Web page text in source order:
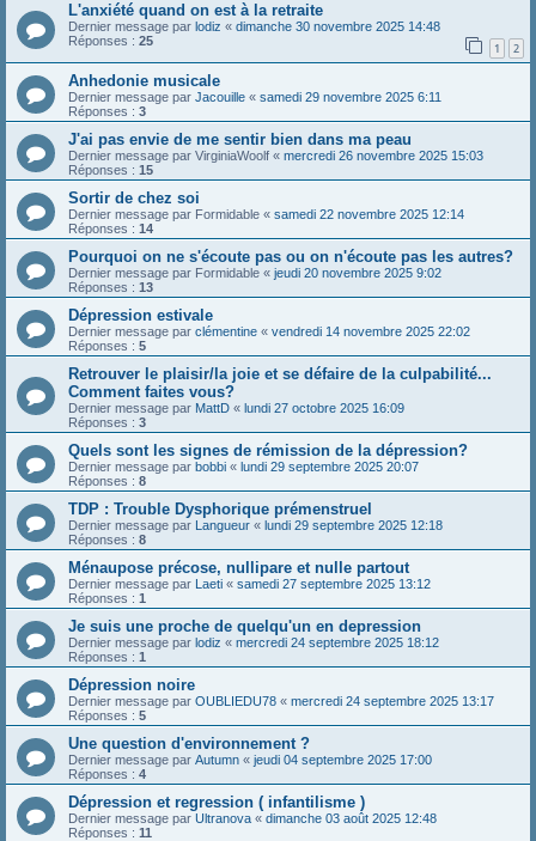
L'anxiété quand on est à la retraite
Dernier message par lodiz « dimanche 30 novembre 2025 14:48
Réponses : 25 1 2
Anhedonie musicale
Dernier message par Jacouille « samedi 29 novembre 2025 6:11
Réponses : 3
J'ai pas envie de me sentir bien dans ma peau
Dernier message par VirginiaWoolf « mercredi 26 novembre 2025 15:03
Réponses : 15
Sortir de chez soi
Dernier message par Formidable « samedi 22 novembre 2025 12:14
Réponses : 14
Pourquoi on ne s'écoute pas ou on n'écoute pas les autres?
Dernier message par Formidable « jeudi 20 novembre 2025 9:02
Réponses : 13
Dépression estivale
Dernier message par clémentine « vendredi 14 novembre 2025 22:02
Réponses : 5
Retrouver le plaisir/la joie et se défaire de la culpabilité...
Comment faites vous?
Dernier message par MattD « lundi 27 octobre 2025 16:09
Réponses : 3
Quels sont les signes de rémission de la dépression?
Dernier message par bobbi « lundi 29 septembre 2025 20:07
Réponses : 8
TDP : Trouble Dysphorique prémenstruel
Dernier message par Langueur « lundi 29 septembre 2025 12:18
Réponses : 8
Ménaupose précose, nullipare et nulle partout
Dernier message par Laeti « samedi 27 septembre 2025 13:12
Réponses : 1
Je suis une proche de quelqu'un en depression
Dernier message par lodiz « mercredi 24 septembre 2025 18:12
Réponses : 1
Dépression noire
Dernier message par OUBLIEDU78 « mercredi 24 septembre 2025 13:17
Réponses : 5
Une question d'environnement ?
Dernier message par Autumn « jeudi 04 septembre 2025 17:00
Réponses : 4
Dépression et regression ( infantilisme )
Dernier message par Ultranova « dimanche 03 août 2025 12:48
Réponses : 11